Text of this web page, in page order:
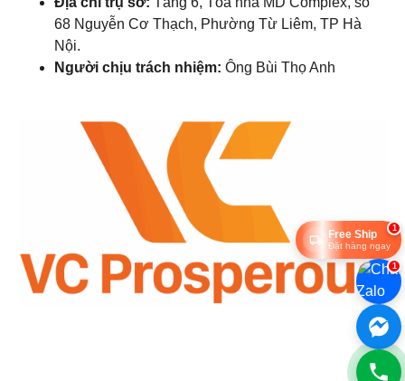
68 Nguyễn Cơ Thạch, Phường Từ Liêm, TP Hà
Nội.
Người chịu trách nhiệm: Ông Bùi Thọ Anh
1
Free Ship
Đặt hàng ngay
1